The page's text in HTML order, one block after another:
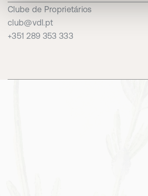
Clube de Proprietários
club@vdl.pt
+351 289 353 333